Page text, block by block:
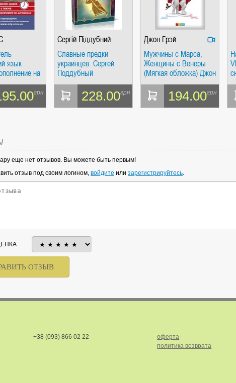
ВРЕМЯ
ТАБЛИЦАХ, ОПРЕДЕЛЕНИЯХ, СЦЕНАРИЯХ). АНТОНИНА ШЕВЧУК.
язык
на
грн
Сергій Піддубний
Славные предки
украинцев. Сергей
Поддубный
228.00грн
Джон Грэй
Мужчины с Марса,
Женщины с Венеры
(Мягкая обложка) Джон
Грэй. София
194.00грн
еще нет отзывов. Вы можете быть первым!
отзыв под своим логином, войдите или зарегистрируйтесь.
+38 (093) 866 02 22
оферта
политика возврата